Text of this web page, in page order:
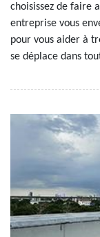
choisissez de faire
entreprise vous
pour vous aider à
se déplace dans